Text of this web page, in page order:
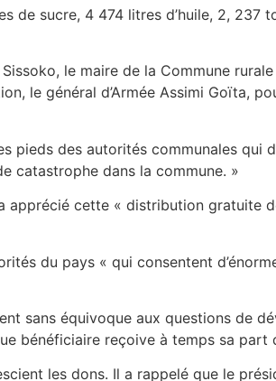
sucre, 4 474 litres d’huile, 2, 237
le maire de la Commune
le général d’Armée Assimi Goïta,
pieds des autorités communales qui
catastrophe dans la commune. »
cette « distribution gratuite
du pays « qui consentent
sans équivoque aux questions de
bénéficiaire reçoive à temps sa part
les dons. Il a rappelé que le